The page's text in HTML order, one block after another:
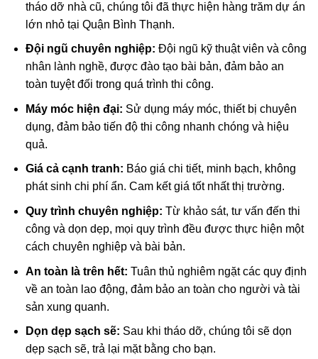
tháo dỡ nhà cũ, chúng tôi đã thực hiện hàng trăm dự án
lớn nhỏ tại Quận Bình Thạnh.
Đội ngũ chuyên nghiệp: Đội ngũ kỹ thuật viên và công
nhân lành nghề, được đào tạo bài bản, đảm bảo an
toàn tuyệt đối trong quá trình thi công.
Máy móc hiện đại: Sử dụng máy móc, thiết bị chuyên
dụng, đảm bảo tiến độ thi công nhanh chóng và hiệu
quả.
Giá cả cạnh tranh: Báo giá chi tiết, minh bạch, không
phát sinh chi phí ẩn. Cam kết giá tốt nhất thị trường.
Quy trình chuyên nghiệp: Từ khảo sát, tư vấn đến thi
công và dọn dẹp, mọi quy trình đều được thực hiện một
cách chuyên nghiệp và bài bản.
An toàn là trên hết: Tuân thủ nghiêm ngặt các quy định
về an toàn lao động, đảm bảo an toàn cho người và tài
sản xung quanh.
Dọn dẹp sạch sẽ: Sau khi tháo dỡ, chúng tôi sẽ dọn
dẹp sạch sẽ, trả lại mặt bằng cho bạn.